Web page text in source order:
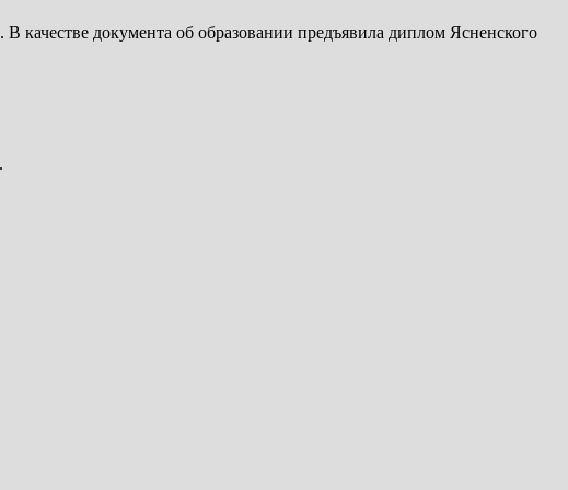
качестве документа об образовании предъявила диплом Ясненского